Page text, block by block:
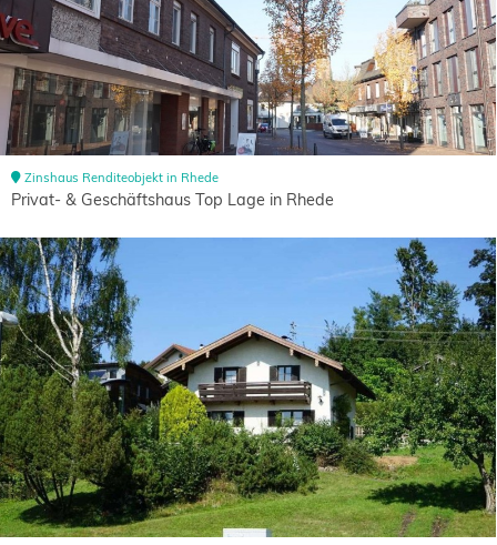
Zinshaus Renditeobjekt in Rhede
Privat- & Geschäftshaus Top Lage in Rhede